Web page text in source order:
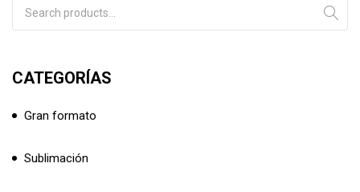
CATEGORÍAS
Gran formato
Sublimación